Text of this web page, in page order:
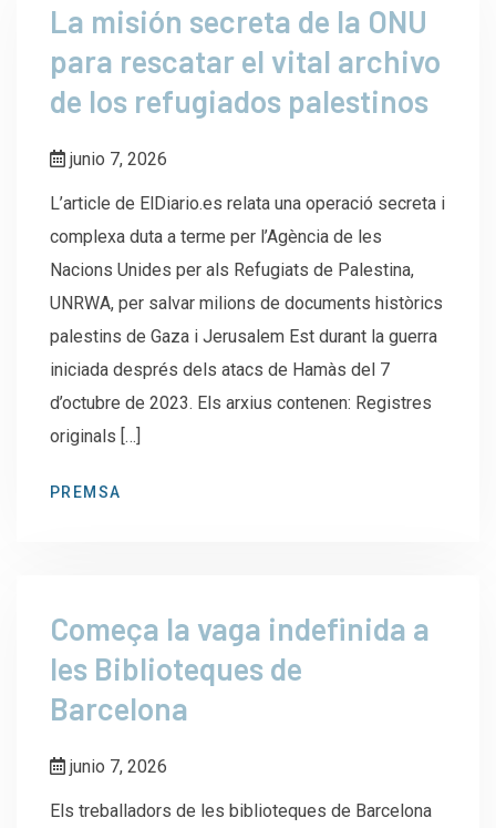
La misión secreta de la ONU
para rescatar el vital archivo
de los refugiados palestinos
junio 7, 2026
L’article de ElDiario.es relata una operació secreta i
complexa duta a terme per l’Agència de les
Nacions Unides per als Refugiats de Palestina,
UNRWA, per salvar milions de documents històrics
palestins de Gaza i Jerusalem Est durant la guerra
iniciada després dels atacs de Hamàs del 7
d’octubre de 2023. Els arxius contenen: Registres
originals […]
PREMSA
Começa la vaga indefinida a
les Biblioteques de
Barcelona
junio 7, 2026
Els treballadors de les biblioteques de Barcelona